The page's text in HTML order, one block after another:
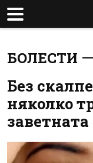
БОЛЕСТИ
Без
няколко